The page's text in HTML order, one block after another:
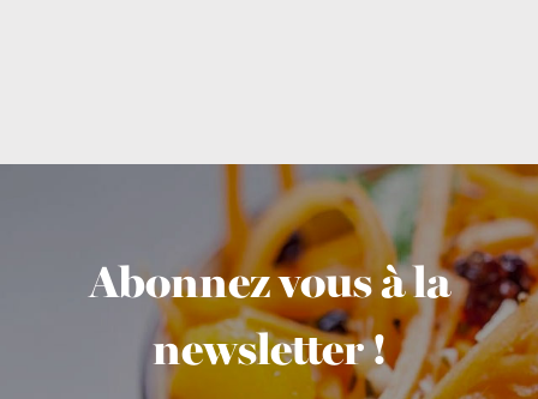
Abonnez vous à la
newsletter !